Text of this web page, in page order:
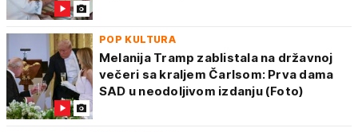
POP KULTURA
Melanija Tramp zablistala na državnoj
večeri sa kraljem Čarlsom: Prva dama
SAD u neodoljivom izdanju (Foto)